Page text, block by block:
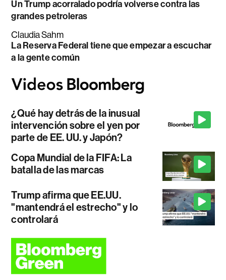
Un Trump acorralado podría volverse contra las
grandes petroleras
Claudia Sahm
La Reserva Federal tiene que empezar a escuchar
a la gente común
¿Qué hay detrás de la inusual
intervención sobre el yen por
parte de EE. UU. y Japón?
Copa Mundial de la FIFA: La
batalla de las marcas
Trump afirma que EE.UU.
"mantendrá el estrecho" y lo
controlará